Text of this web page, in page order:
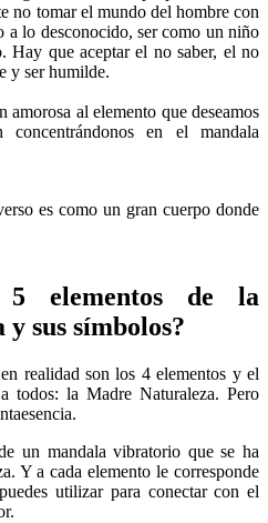
no tomar el mundo del hombre con
a lo desconocido, ser como un niño
Hay que aceptar el no saber, el no
y ser humilde.
amorosa al elemento que deseamos
concentrándonos en el mandala
es como un gran cuerpo donde
5 elementos de la
sus símbolos?
realidad son los 4 elementos y el
todos: la Madre Naturaleza. Pero
un mandala vibratorio que se ha
Y a cada elemento le corresponde
utilizar para conectar con el